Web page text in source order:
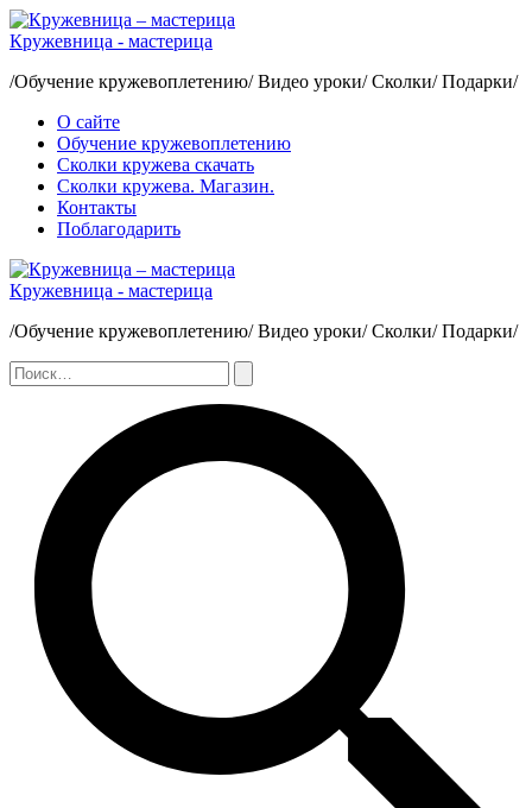
Перейти
к
Кружевница - мастерица
/Обучение кружевоплетению/ Видео уроки/ Сколки/ Подарки/
О сайте
Обучение кружевоплетению
Сколки кружева скачать
Сколки кружева. Магазин.
Контакты
Поблагодарить
Кружевница - мастерица
/Обучение кружевоплетению/ Видео уроки/ Сколки/ Подарки/
Поиск: